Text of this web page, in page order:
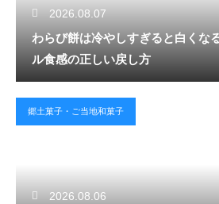
2026.08.07
わらび餅は冷やしすぎると白くな
ル食感の正しい戻し方
郷土菓子・ご当地和菓子
2026.08.06